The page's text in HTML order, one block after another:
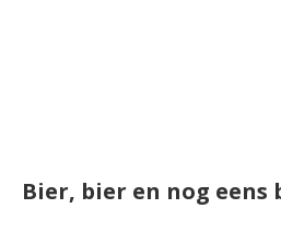
Bier, bier en nog eens